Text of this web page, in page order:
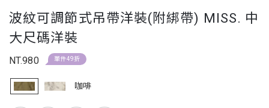
波紋可調節式吊帶洋裝(附綁帶) MISS. 中
大尺碼洋裝
NT.980 單件49折
咖啡